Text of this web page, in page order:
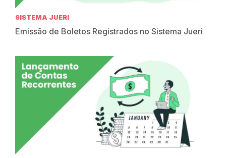
SISTEMA JUERI
Emissão de Boletos Registrados no Sistema Jueri